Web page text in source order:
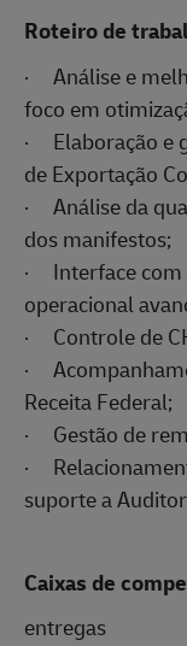
Roteiro de
·
Análise e
foco em
·
Elaboração e
de Exportação
·
Análise da
dos manifestos;
·
Interface
operacional
·
Controle de
·
Receita Federal;
·
Gestão de
·
suporte a
Caixas de
entregas